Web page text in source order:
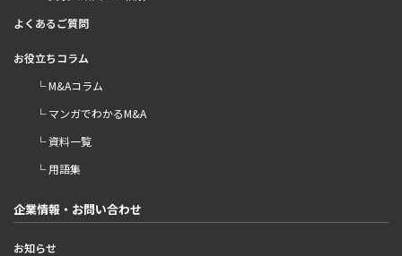
よくあるご質問
お役立ちコラム
└ M&Aコラム
└ マンガでわかるM&A
└ 資料一覧
└ 用語集
企業情報・お問い合わせ
お知らせ